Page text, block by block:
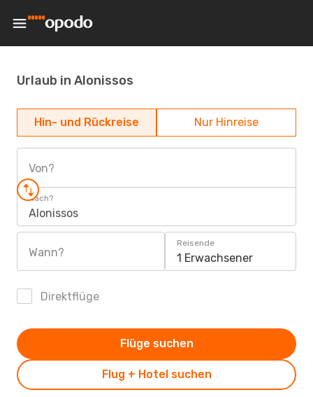
Urlaub in Alonissos
Hin- und Rückreise Nur Hinreise
Von?
Nach?
Alonissos
Wann?
Reisende
1 Erwachsener
Direktflüge
Flug + Hotel suchen
Flüge suchen